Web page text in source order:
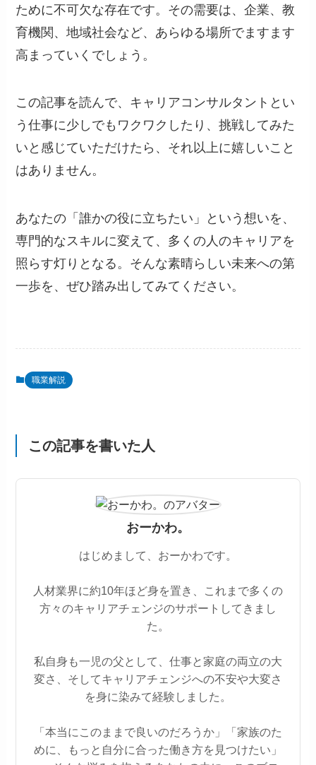
ために不可欠な存在です。その需要は、企業、教
育機関、地域社会など、あらゆる場所でますます
高まっていくでしょう。
この記事を読んで、キャリアコンサルタントとい
う仕事に少しでもワクワクしたり、挑戦してみた
いと感じていただけたら、それ以上に嬉しいこと
はありません。
あなたの「誰かの役に立ちたい」という想いを、
専門的なスキルに変えて、多くの人のキャリアを
照らす灯りとなる。そんな素晴らしい未来への第
一歩を、ぜひ踏み出してみてください。
職業解説
この記事を書いた人
おーかわ。
はじめまして、おーかわです。
人材業界に約10年ほど身を置き、これまで多くの
方々のキャリアチェンジのサポートしてきまし
た。
私自身も一児の父として、仕事と家庭の両立の大
変さ、そしてキャリアチェンジへの不安や大変さ
を身に染みて経験しました。
「本当にこのままで良いのだろうか」「家族のた
めに、もっと自分に合った働き方を見つけたい」